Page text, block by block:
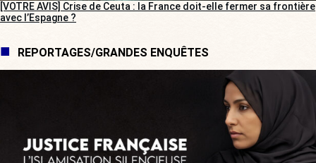
[VOTRE AVIS] Crise de Ceuta : la France doit-elle fermer sa frontière
avec l’Espagne ?
REPORTAGES/GRANDES ENQUÊTES